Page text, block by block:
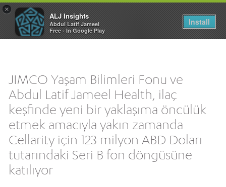
×
ALJ Insights
Abdul Latif Jameel
Free - In Google Play
Install
Toggle
navigation
JIMCO Yaşam Bilimleri Fonu ve
Abdul Latif Jameel Health, ilaç
keşfinde yeni bir yaklaşıma öncülük
etmek amacıyla yakın zamanda
Cellarity için 123 milyon ABD Doları
tutarındaki Seri B fon döngüsüne
katılıyor